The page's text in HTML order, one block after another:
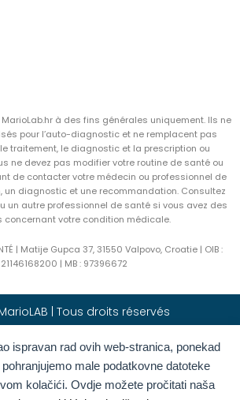
ispravan rad ovih web-stranica, ponekad
male podatkovne datoteke
kolačići. Ovdje možete pročitati naša
à des fins générales uniquement. Ils ne
pour l’auto-diagnostic et ne remplacent pas
le traitement, le diagnostic et la prescription ou
ne devez pas modifier votre routine de santé ou
de contacter votre médecin ou professionnel de
un diagnostic et une recommandation. Consultez
un autre professionnel de santé si vous avez des
concernant votre condition médicale.
| Matije Gupca 37, 31550 Valpovo, Croatie | OIB :
21146168200 | MB : 97396672
| Tous droits réservés
( Croate) English(Anglais)
(Allemand) Polski(Polonais)
(Roumain) Italiano (Italien)